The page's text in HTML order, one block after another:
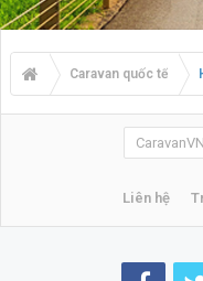
Caravan quốc tế
Liên hệ